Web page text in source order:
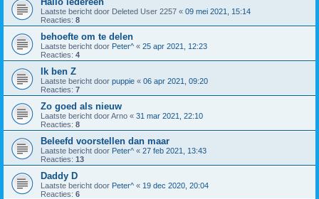
Laatste bericht door Deleted User 2257 « 09 mei 2021, 15:14
Reacties: 8
behoefte om te delen
Laatste bericht door Peter^ « 25 apr 2021, 12:23
Reacties: 4
Ik ben Z
Laatste bericht door puppie « 06 apr 2021, 09:20
Reacties: 7
Zo goed als nieuw
Laatste bericht doorArno « 31 mar 2021, 22:10
Reacties: 8
Beleefd voorstellen dan maar
Laatste bericht door Peter^ « 27 feb 2021, 13:43
Reacties: 13
Daddy D
Laatste bericht door Peter^ « 19 dec 2020, 20:04
Reacties: 6